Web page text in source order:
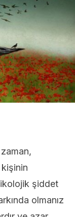
şiddet
olmanız